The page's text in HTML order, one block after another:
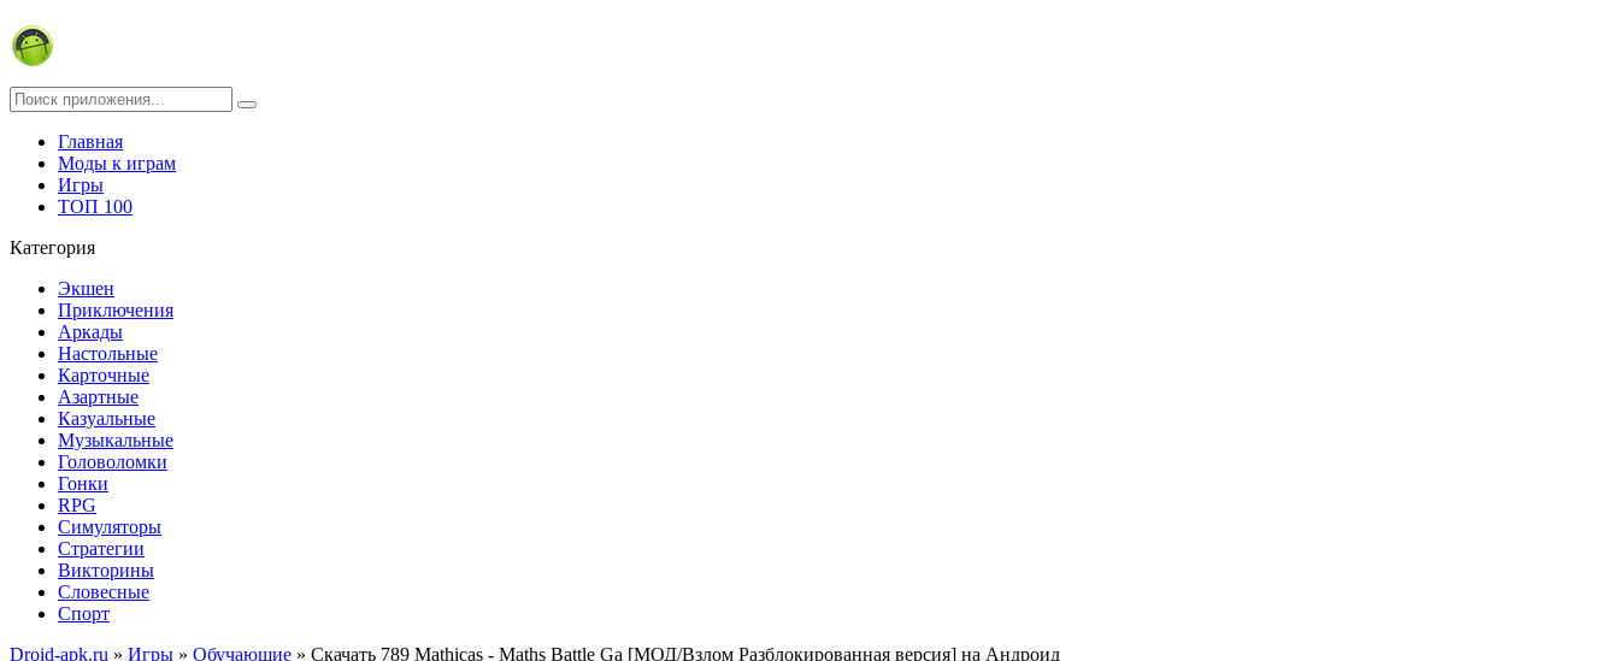
Главная
Моды к играм
Игры
ТОП 100
Категория
Экшен
Приключения
Аркады
Настольные
Карточные
Азартные
Казуальные
Музыкальные
Головоломки
Гонки
RPG
Симуляторы
Стратегии
Викторины
Словесные
Спорт
Droid-apk.ru » Игры » Обучающие » Скачать 789 Mathicas - Maths Battle Ga [МОД/Взлом Разблокированная версия] на Андроид